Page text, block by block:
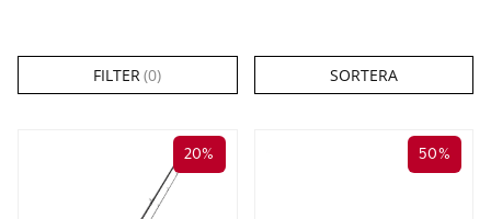
FILTER (0) SORTERA
20% 50%